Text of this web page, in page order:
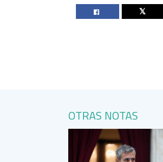
Twitter
OTRAS NOTAS